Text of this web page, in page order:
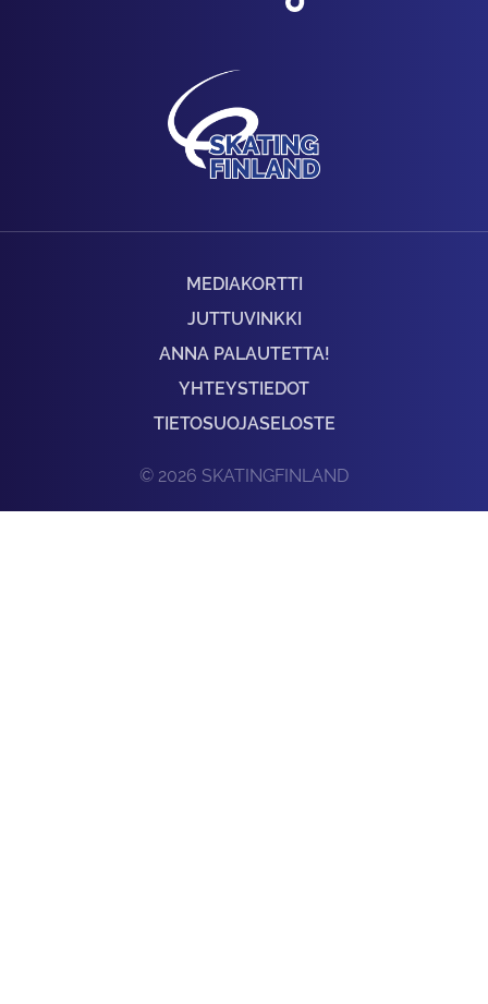
MEDIAKORTTI
JUTTUVINKKI
ANNA PALAUTETTA!
YHTEYSTIEDOT
TIETOSUOJASELOSTE
© 2026 SKATINGFINLAND